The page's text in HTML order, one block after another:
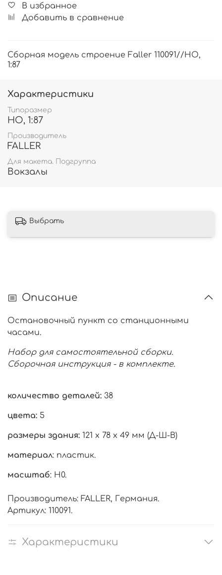
В избранное
Добавить в сравнение
Сборная модель строение Faller 110091//HO,
1:87
Характеристики
Типоразмер
HO, 1:87
Производитель
FALLER
Для макета. Подгруппа
Вокзалы
Выбрать
Описание
Остановочный пункт со станционными
часами.
Набор для самостоятельной сборки.
Сборочная инструкция - в комплекте.
количество деталей: 38
цвета: 5
размеры здания: 121 х 78 х 49 мм (Д-Ш-В)
материал: пластик.
масштаб: H0.
Производитель: FALLER, Германия.
Артикул: 110091.
Характеристики